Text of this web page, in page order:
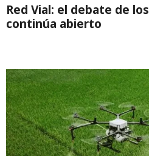
Red Vial: el debate de
continúa abierto